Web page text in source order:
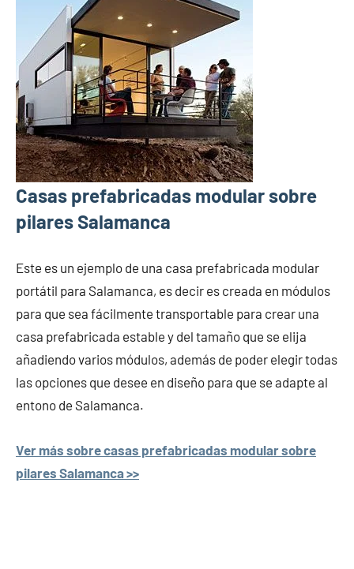
Casas prefabricadas modular sobre
pilares Salamanca
Este es un ejemplo de una casa prefabricada modular
portátil para Salamanca, es decir es creada en módulos
para que sea fácilmente transportable para crear una
casa prefabricada estable y del tamaño que se elija
añadiendo varios módulos, además de poder elegir todas
las opciones que desee en diseño para que se adapte al
entono de Salamanca.
Ver más sobre casas prefabricadas modular sobre
pilares Salamanca >>